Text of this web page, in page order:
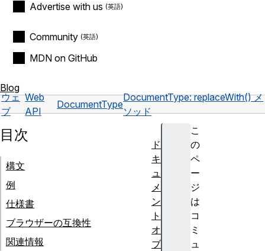
Advertise with us
Community
MDN on GitHub
Blog
ウェ
ブ
Web
API
DocumentType
DocumentType: replaceWith() メ
ソッド
こ
の
ペ
ー
ジ
は
コ
ミ
ュ
目次
構文
例
仕様書
ブラウザーの互換性
関連情報
ド
キ
ュ
メ
ン
ト
オ
ブ